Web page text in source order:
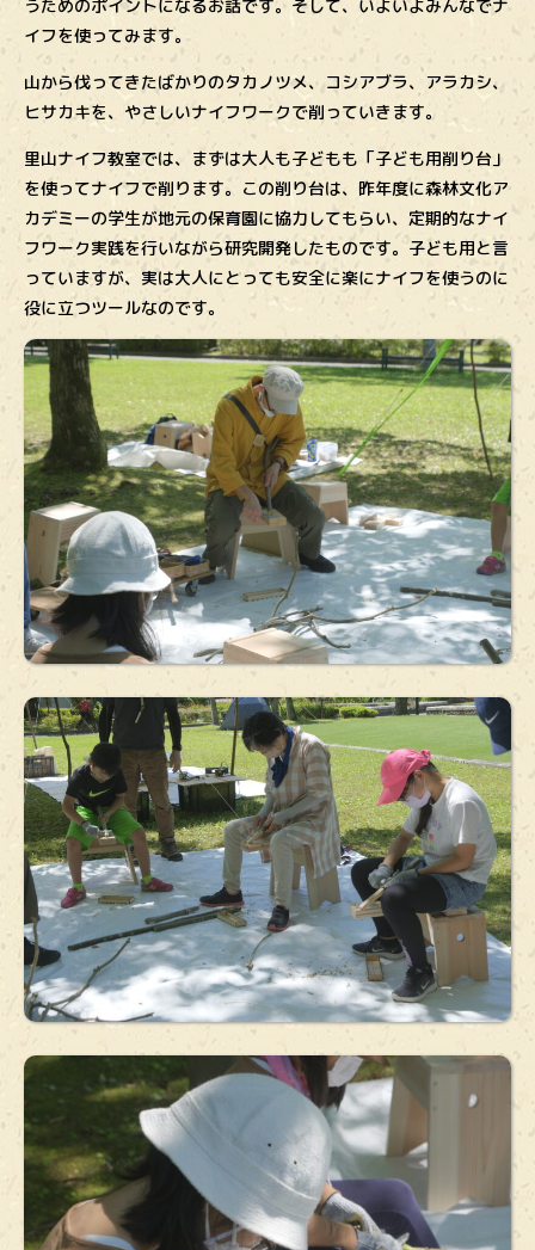
うためのポイントになるお話です。そして、いよいよみんなでナ
イフを使ってみます。
山から伐ってきたばかりのタカノツメ、コシアブラ、アラカシ、
ヒサカキを、やさしいナイフワークで削っていきます。
里山ナイフ教室では、まずは大人も子どもも「子ども用削り台」
を使ってナイフで削ります。この削り台は、昨年度に森林文化ア
カデミーの学生が地元の保育園に協力してもらい、定期的なナイ
フワーク実践を行いながら研究開発したものです。子ども用と言
っていますが、実は大人にとっても安全に楽にナイフを使うのに
役に立つツールなのです。